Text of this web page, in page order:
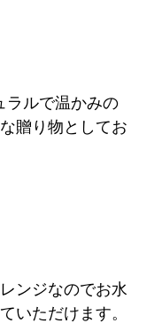
ラルで温かみの
贈り物としてお
ンジなのでお水
いただけます。